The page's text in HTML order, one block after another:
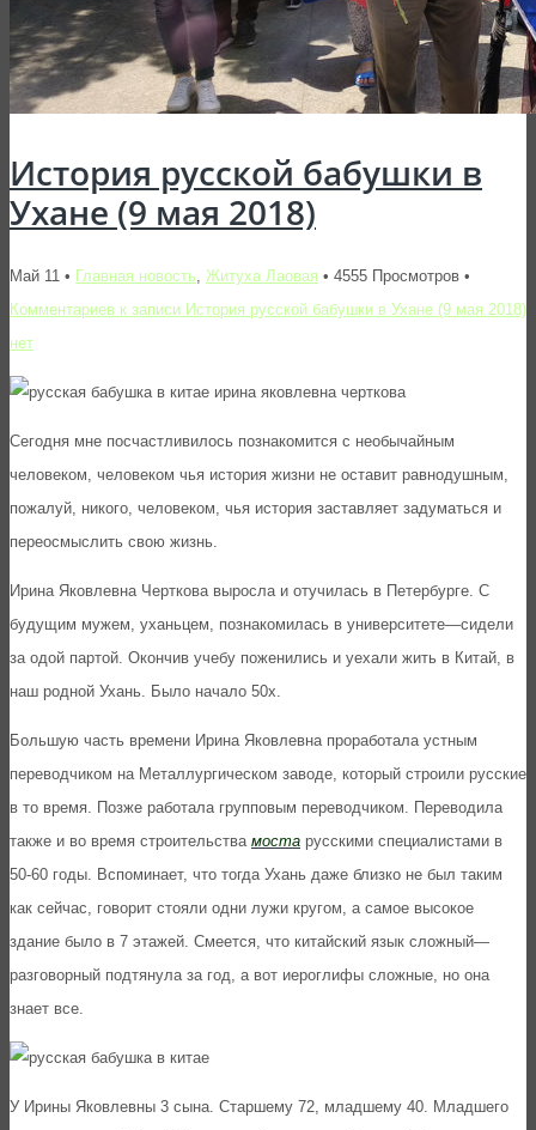
История русской бабушки в
Ухане (9 мая 2018)
Май 11 • Главная новость, Житуха Лаовая • 4555 Просмотров •
Комментариев к записи История русской бабушки в Ухане (9 мая 2018)
нет
Сегодня мне посчастливилось познакомится с необычайным
человеком, человеком чья история жизни не оставит равнодушным,
пожалуй, никого, человеком, чья история заставляет задуматься и
переосмыслить свою жизнь.
Ирина Яковлевна Черткова выросла и отучилась в Петербурге. С
будущим мужем, уханьцем, познакомилась в университете—сидели
за одой партой. Окончив учебу поженились и уехали жить в Китай, в
наш родной Ухань. Было начало 50х.
Большую часть времени Ирина Яковлевна проработала устным
переводчиком на Металлургическом заводе, который строили русские
в то время. Позже работала групповым переводчиком. Переводила
также и во время строительства моста русскими специалистами в
50-60 годы. Вспоминает, что тогда Ухань даже близко не был таким
как сейчас, говорит стояли одни лужи кругом, а самое высокое
здание было в 7 этажей. Смеется, что китайский язык сложный—
разговорный подтянула за год, а вот иероглифы сложные, но она
знает все.
У Ирины Яковлевны 3 сына. Старшему 72, младшему 40. Младшего